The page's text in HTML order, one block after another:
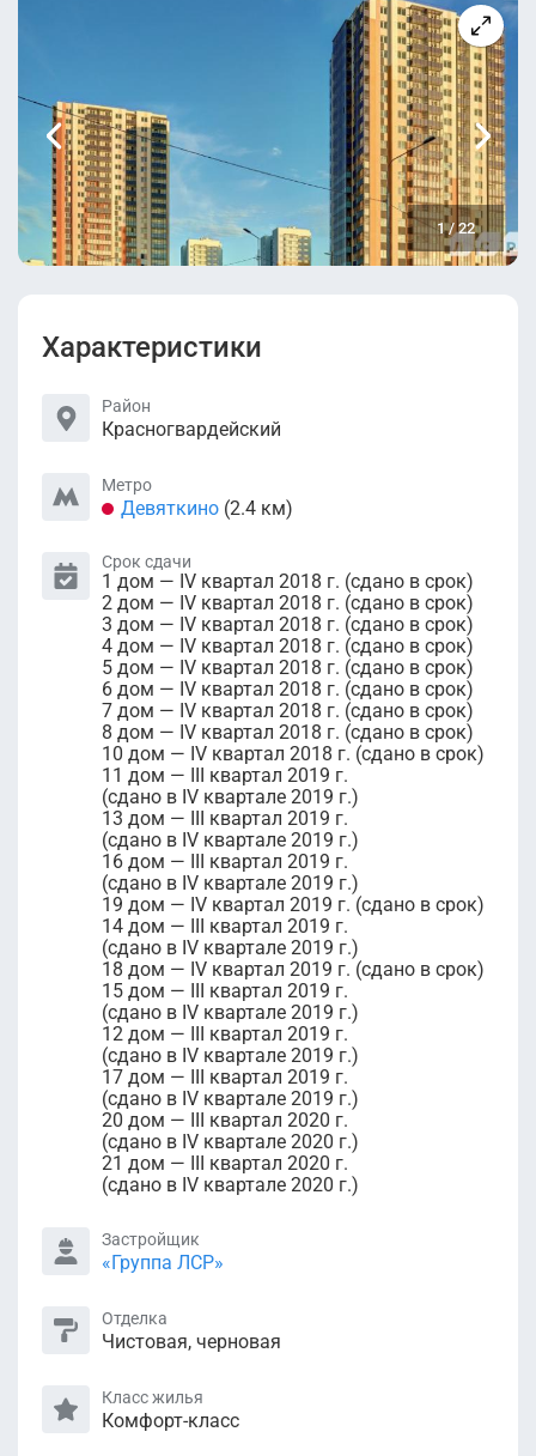
1/22
Характеристики
Район
Красногвардейский
Метро
Девяткино (2.4 км)
Срок сдачи
1 дом — IV квартал 2018 г. (сдано в срок)
2 дом — IV квартал 2018 г. (сдано в срок)
3 дом — IV квартал 2018 г. (сдано в срок)
4 дом — IV квартал 2018 г. (сдано в срок)
5 дом — IV квартал 2018 г. (сдано в срок)
6 дом — IV квартал 2018 г. (сдано в срок)
7 дом — IV квартал 2018 г. (сдано в срок)
8 дом — IV квартал 2018 г. (сдано в срок)
10 дом — IV квартал 2018 г. (сдано в срок)
11 дом — III квартал 2019 г.
(сдано в IV квартале 2019 г.)
13 дом — III квартал 2019 г.
(сдано в IV квартале 2019 г.)
16 дом — III квартал 2019 г.
(сдано в IV квартале 2019 г.)
19 дом — IV квартал 2019 г. (сдано в срок)
14 дом — III квартал 2019 г.
(сдано в IV квартале 2019 г.)
18 дом — IV квартал 2019 г. (сдано в срок)
15 дом — III квартал 2019 г.
(сдано в IV квартале 2019 г.)
12 дом — III квартал 2019 г.
(сдано в IV квартале 2019 г.)
17 дом — III квартал 2019 г.
(сдано в IV квартале 2019 г.)
20 дом — III квартал 2020 г.
(сдано в IV квартале 2020 г.)
21 дом — III квартал 2020 г.
(сдано в IV квартале 2020 г.)
Застройщик
«Группа ЛСР»
Отделка
Чистовая, черновая
Класс жилья
Комфорт-класс